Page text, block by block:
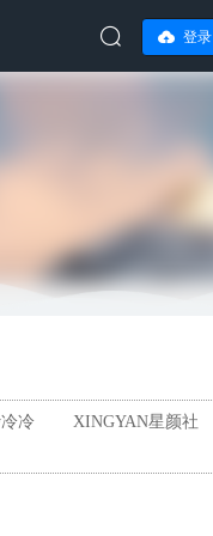
登录
冷 XINGYAN星颜社